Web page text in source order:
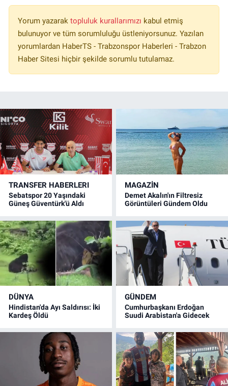
Yorum yazarak topluluk kurallarımızı kabul etmiş
bulunuyor ve tüm sorumluluğu üstleniyorsunuz. Yazılan
yorumlardan HaberTS - Trabzonspor Haberleri - Trabzon
Haber Sitesi hiçbir şekilde sorumlu tutulamaz.
TRANSFER HABERLERI
Sebatspor 20 Yaşındaki
Güneş Güventürk'ü Aldı
MAGAZİN
Demet Akalın'ın Filtresiz
Görüntüleri Gündem Oldu
DÜNYA
Hindistan'da Ayı Saldırısı: İki
Kardeş Öldü
GÜNDEM
Cumhurbaşkanı Erdoğan
Suudi Arabistan'a Gidecek